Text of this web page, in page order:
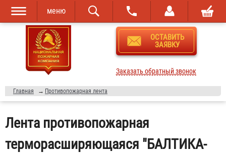
Перейти к
основному
содержанию
Skip to
navigation
меню
ОСТАВИТЬ
ЗАЯВКУ
Заказать обратный звонок
Главная → Противопожарная лента
Лента противопожарная
терморасширяющаяся "БАЛТИКА-